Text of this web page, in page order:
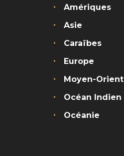
Amériques
Asie
Caraïbes
Europe
Moyen-Orient
Océan Indien
Océanie